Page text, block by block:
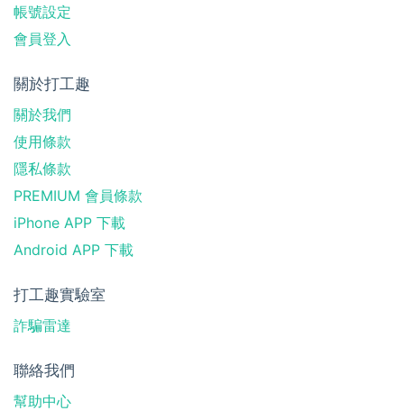
帳號設定
會員登入
關於打工趣
關於我們
使用條款
隱私條款
PREMIUM 會員條款
iPhone APP 下載
Android APP 下載
打工趣實驗室
詐騙雷達
聯絡我們
幫助中心